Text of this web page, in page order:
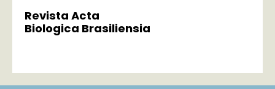
Revista Acta
Biologica Brasiliensia